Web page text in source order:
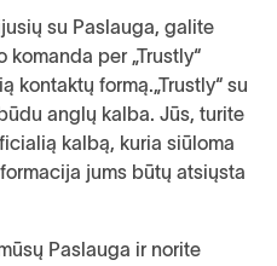
su Paslauga, galite
per „Trustly“
kontaktų formą.„Trustly“ su
anglų kalba. Jūs, turite
kalbą, kuria siūloma
jums būtų atsiųsta
Paslauga ir norite